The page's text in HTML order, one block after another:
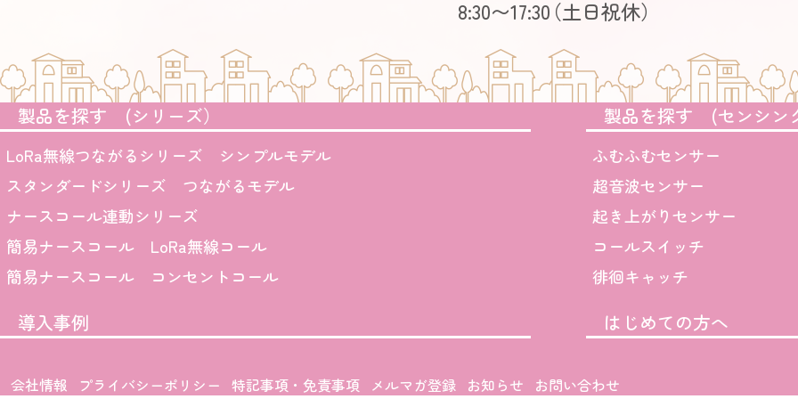
8:30〜17:30（土日祝休）
製品を探す (シリーズ）
LoRa無線つながるシリーズ シンプルモデル
スタンダードシリーズ つながるモデル
ナースコール連動シリーズ
簡易ナースコール LoRa無線コール
簡易ナースコール コンセントコール
製品を探す (センシン
ふむふむセンサー
超音波センサー
起き上がりセンサー
コールスイッチ
徘徊キャッチ
導入事例 はじめての方へ
会社情報 プライバシーポリシー 特記事項・免責事項 メルマガ登録 お知らせ お問い合わせ